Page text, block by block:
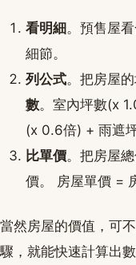
看明細。預售屋
細節。
列公式。把房屋
數。室內坪數(x
(x 0.6倍) + 雨遮
比單價。把房屋
價。 房屋單價 =
當然房屋的價值，可
驟，就能快速計算出